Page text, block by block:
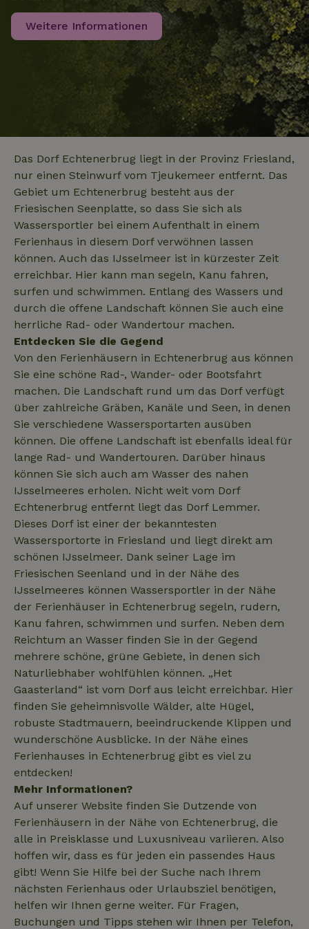
Weitere Informationen
Das Dorf Echtenerbrug liegt in der Provinz Friesland,
nur einen Steinwurf vom Tjeukemeer entfernt. Das
Gebiet um Echtenerbrug besteht aus der
Friesischen Seenplatte, so dass Sie sich als
Wassersportler bei einem Aufenthalt in einem
Ferienhaus in diesem Dorf verwöhnen lassen
können. Auch das IJsselmeer ist in kürzester Zeit
erreichbar. Hier kann man segeln, Kanu fahren,
surfen und schwimmen. Entlang des Wassers und
durch die offene Landschaft können Sie auch eine
herrliche Rad- oder Wandertour machen.
Entdecken Sie die Gegend
Von den Ferienhäusern in Echtenerbrug aus können
Sie eine schöne Rad-, Wander- oder Bootsfahrt
machen. Die Landschaft rund um das Dorf verfügt
über zahlreiche Gräben, Kanäle und Seen, in denen
Sie verschiedene Wassersportarten ausüben
können. Die offene Landschaft ist ebenfalls ideal für
lange Rad- und Wandertouren. Darüber hinaus
können Sie sich auch am Wasser des nahen
IJsselmeeres erholen. Nicht weit vom Dorf
Echtenerbrug entfernt liegt das Dorf Lemmer.
Dieses Dorf ist einer der bekanntesten
Wassersportorte in Friesland und liegt direkt am
schönen IJsselmeer. Dank seiner Lage im
Friesischen Seenland und in der Nähe des
IJsselmeeres können Wassersportler in der Nähe
der Ferienhäuser in Echtenerbrug segeln, rudern,
Kanu fahren, schwimmen und surfen. Neben dem
Reichtum an Wasser finden Sie in der Gegend
mehrere schöne, grüne Gebiete, in denen sich
Naturliebhaber wohlfühlen können. „Het
Gaasterland“ ist vom Dorf aus leicht erreichbar. Hier
finden Sie geheimnisvolle Wälder, alte Hügel,
robuste Stadtmauern, beeindruckende Klippen und
wunderschöne Ausblicke. In der Nähe eines
Ferienhauses in Echtenerbrug gibt es viel zu
entdecken!
Mehr Informationen?
Auf unserer Website finden Sie Dutzende von
Ferienhäusern in der Nähe von Echtenerbrug, die
alle in Preisklasse und Luxusniveau variieren. Also
hoffen wir, dass es für jeden ein passendes Haus
gibt! Wenn Sie Hilfe bei der Suche nach Ihrem
nächsten Ferienhaus oder Urlaubsziel benötigen,
helfen wir Ihnen gerne weiter. Für Fragen,
Buchungen und Tipps stehen wir Ihnen per Telefon,
_nhftconstraint_privacy-
www.naturhaeuschen.de
www.naturhaeuschen.de
_nhftconstraint_user-
create-account
www.naturhaeuschen.de
nature_house_session www.naturhaeuschen.de
_nhft_open-gds-onboarding www.naturhaeuschen.de
_nhftconstraint_open-gds-
www.naturhaeuschen.de
_nhftconstraint_safety-
deposit-refund
www.naturhaeuschen.de
_nhftconstraint_search-
group-locations
www.naturhaeuschen.de
_nhftconstraint_search-
lowest-price
www.naturhaeuschen.de
www.naturhaeuschen.de
geo-json
_nhft_search-group-
locations
www.naturhaeuschen.de